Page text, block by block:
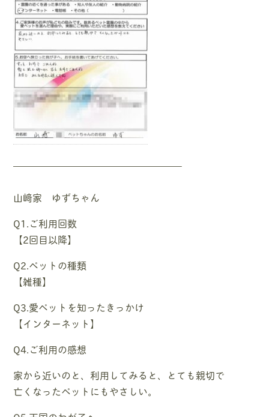
—————————————————–
山﨑家 ゆずちゃん
Q1.ご利用回数
【2回目以降】
Q2.ペットの種類
【雑種】
Q3.愛ペットを知ったきっかけ
【インターネット】
Q4.ご利用の感想
家から近いのと、利用してみると、とても親切で
亡くなったペットにもやさしい。